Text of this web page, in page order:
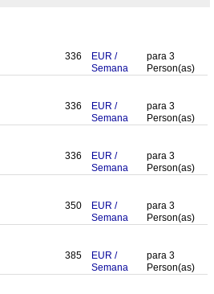
336 EUR /
Semana
para 3
Person(as)
336 EUR /
Semana
para 3
Person(as)
336 EUR /
Semana
para 3
Person(as)
350 EUR /
Semana
para 3
Person(as)
385 EUR /
Semana
para 3
Person(as)